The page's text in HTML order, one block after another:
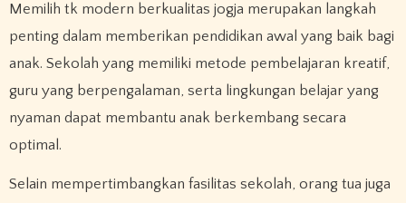
Memilih tk modern berkualitas jogja merupakan langkah
penting dalam memberikan pendidikan awal yang baik bagi
anak. Sekolah yang memiliki metode pembelajaran kreatif,
guru yang berpengalaman, serta lingkungan belajar yang
nyaman dapat membantu anak berkembang secara
optimal.
Selain mempertimbangkan fasilitas sekolah, orang tua juga